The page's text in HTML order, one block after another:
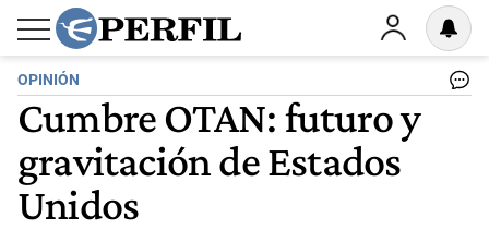
OPINIÓN
Cumbre OTAN: futuro y
gravitación de Estados
Unidos